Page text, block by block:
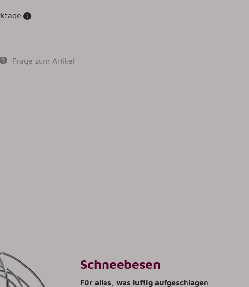
Frage zum Artikel
Schneebesen
Für alles, was luftig aufgeschlagen